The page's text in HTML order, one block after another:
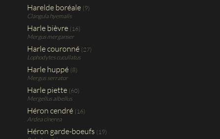
Harelde boréale (9)
Clangula hyemalis
Harle bièvre (16)
Mergus merganser
Harle couronné (27)
Lophodytes cucullatus
Harle huppé (8)
Mergus serrator
Harle piette (60)
Mergellus albellus
Héron cendré (16)
Ardea cinerea
Héron garde-boeufs (19)